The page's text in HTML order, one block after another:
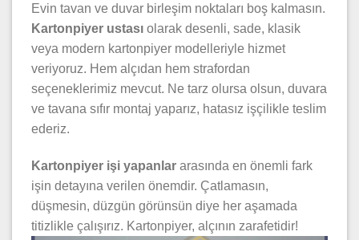
Evin tavan ve duvar birleşim noktaları boş kalmasın.
Kartonpiyer ustası olarak desenli, sade, klasik
veya modern kartonpiyer modelleriyle hizmet
veriyoruz. Hem alçıdan hem strafordan
seçeneklerimiz mevcut. Ne tarz olursa olsun, duvara
ve tavana sıfır montaj yaparız, hatasız işçilikle teslim
ederiz.
Kartonpiyer işi yapanlar arasında en önemli fark
işin detayına verilen önemdir. Çatlamasın,
düşmesin, düzgün görünsün diye her aşamada
titizlikle çalışırız. Kartonpiyer, alçının zarafetidir!